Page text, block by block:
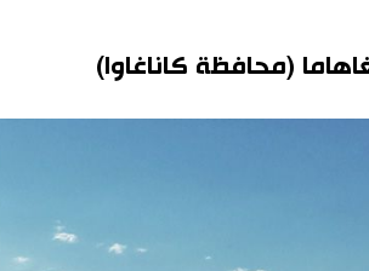
(محافظة كاناغاوا)